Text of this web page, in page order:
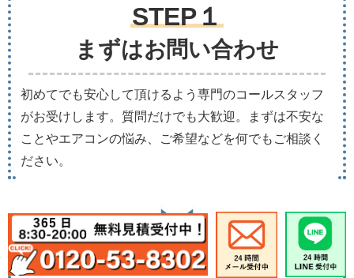
STEP１
まずはお問い合わせ
初めてでも安心して頂けるよう専門のコールスタッフ
がお受けします。質問だけでも大歓迎。まずは不安な
ことやエアコンの悩み、ご希望などを何でもご相談く
ださい。